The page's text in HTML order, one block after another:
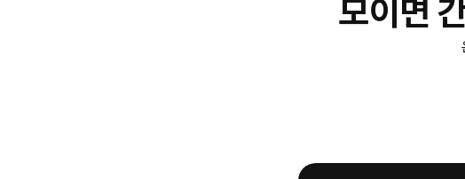
모이면